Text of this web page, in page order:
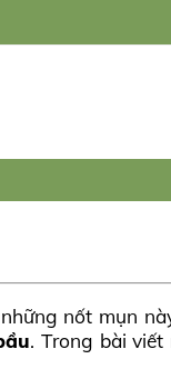
nốt mụn
. Trong bài